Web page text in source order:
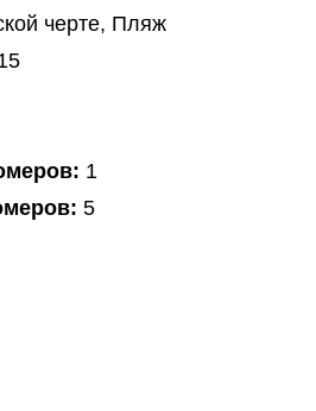
черте, Пляж
1
5